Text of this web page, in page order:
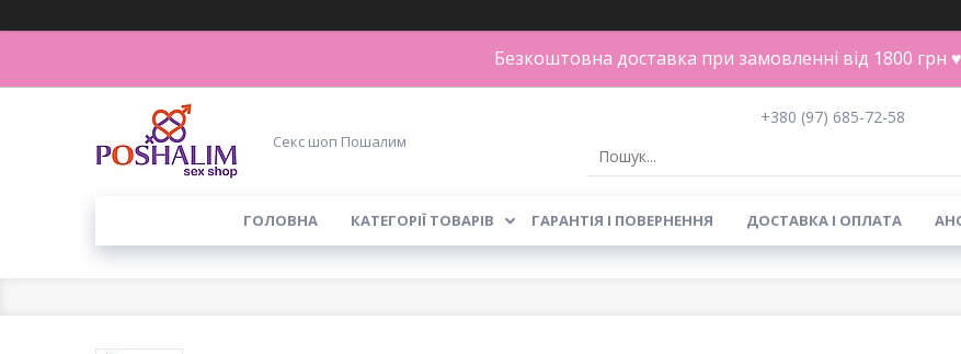
Безкоштовна доставка при замовленні від 1800 грн
Секс шоп Пошалим
+380 (97) 685-72-58
ГОЛОВНА КАТЕГОРІЇ ТОВАРІВ ГАРАНТІЯ І ПОВЕРНЕННЯ ДОСТАВКА І ОПЛАТА